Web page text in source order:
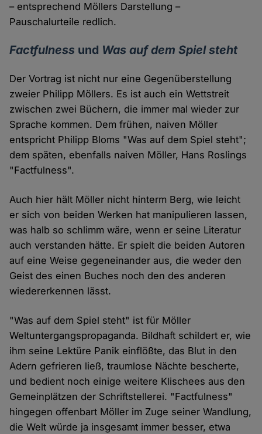
– entsprechend Möllers Darstellung –
Pauschalurteile redlich.
Factfulness und Was auf dem Spiel steht
Der Vortrag ist nicht nur eine Gegenüberstellung
zweier Philipp Möllers. Es ist auch ein Wettstreit
zwischen zwei Büchern, die immer mal wieder zur
Sprache kommen. Dem frühen, naiven Möller
entspricht Philipp Bloms "Was auf dem Spiel steht";
dem späten, ebenfalls naiven Möller, Hans Roslings
"Factfulness".
Auch hier hält Möller nicht hinterm Berg, wie leicht
er sich von beiden Werken hat manipulieren lassen,
was halb so schlimm wäre, wenn er seine Literatur
auch verstanden hätte. Er spielt die beiden Autoren
auf eine Weise gegeneinander aus, die weder den
Geist des einen Buches noch den des anderen
wiedererkennen lässt.
"Was auf dem Spiel steht" ist für Möller
Weltuntergangspropaganda. Bildhaft schildert er, wie
ihm seine Lektüre Panik einflößte, das Blut in den
Adern gefrieren ließ, traumlose Nächte bescherte,
und bedient noch einige weitere Klischees aus den
Gemeinplätzen der Schriftstellerei. "Factfulness"
hingegen offenbart Möller im Zuge seiner Wandlung,
die Welt würde ja insgesamt immer besser, etwa